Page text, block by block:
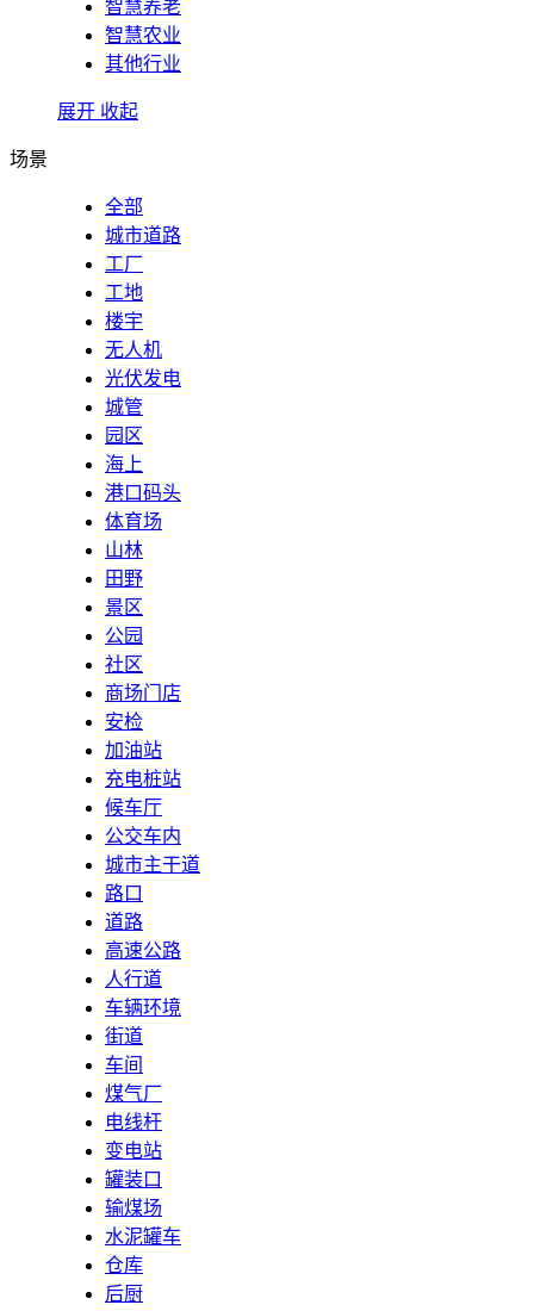
智慧养老
智慧农业
其他行业
展开 收起
场景
全部
城市道路
工厂
工地
楼宇
无人机
光伏发电
城管
园区
海上
港口码头
体育场
山林
田野
景区
公园
社区
商场门店
安检
加油站
充电桩站
候车厅
公交车内
城市主干道
路口
道路
高速公路
人行道
车辆环境
街道
车间
煤气厂
电线杆
变电站
罐装口
输煤场
水泥罐车
仓库
后厨